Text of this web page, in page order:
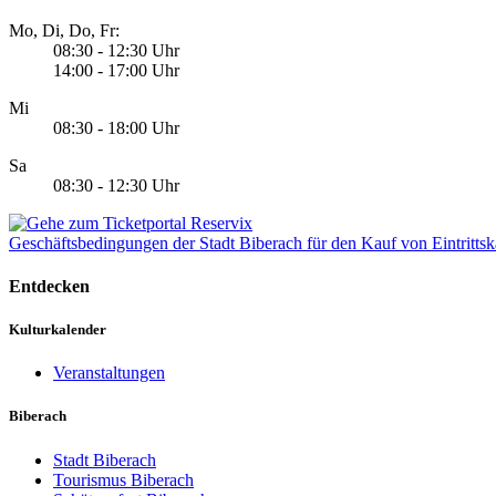
Mo, Di, Do, Fr:
08:30 - 12:30 Uhr
14:00 - 17:00 Uhr
Mi
08:30 - 18:00 Uhr
Sa
08:30 - 12:30 Uhr
Geschäftsbedingungen der Stadt Biberach für den Kauf von
Entdecken
Kulturkalender
Veranstaltungen
Biberach
Stadt Biberach
Tourismus Biberach